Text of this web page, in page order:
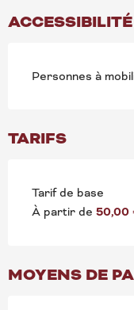
ACCESSIBILITÉ
Personnes à
TARIFS
Tarif de base
À partir de 50,00
MOYENS DE